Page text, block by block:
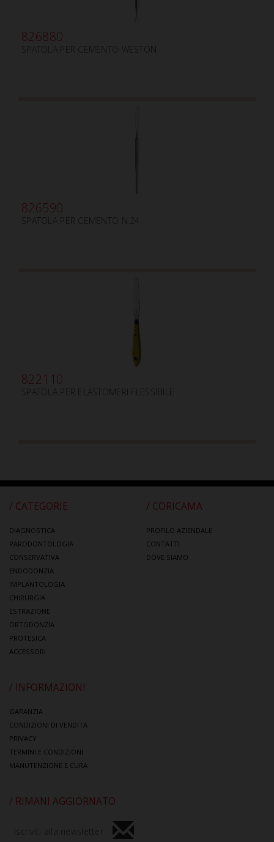
826880
SPATOLA PER CEMENTO WESTON
826590
SPATOLA PER CEMENTO N.24
822110
SPATOLA PER ELASTOMERI FLESSIBILE
/ CATEGORIE
DIAGNOSTICA
PARODONTOLOGIA
CONSERVATIVA
ENDODONZIA
IMPLANTOLOGIA
CHIRURGIA
ESTRAZIONE
ORTODONZIA
PROTESICA
ACCESSORI
/ CORICAMA
PROFILO AZIENDALE
CONTATTI
DOVE SIAMO
/ INFORMAZIONI
GARANZIA
CONDIZIONI DI VENDITA
PRIVACY
TERMINI E CONDIZIONI
MANUTENZIONE E CURA
/ RIMANI AGGIORNATO
Iscriviti alla newsletter